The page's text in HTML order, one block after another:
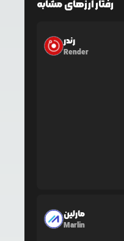
رفتار ارزهای مشابه
رندر
Render
مارلین
Marlin